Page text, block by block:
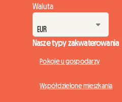
Waluta
Nasze typy zakwaterowania
Pokoje u gospodarzy
Współdzielone mieszkania